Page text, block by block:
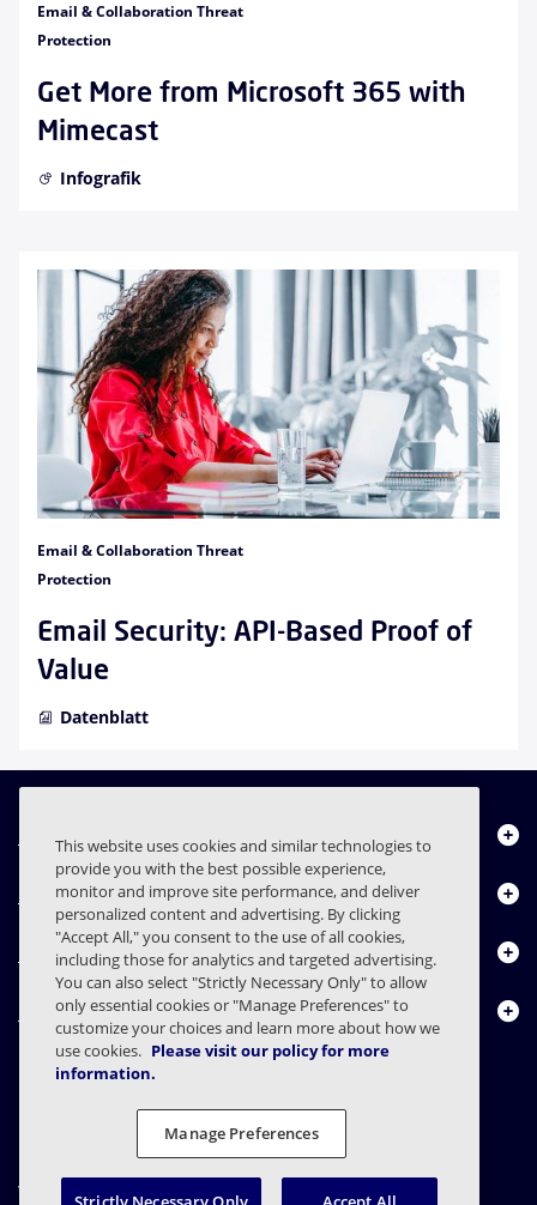
Email & Collaboration Threat
Protection
Get More from Microsoft 365 with
Mimecast
Infografik
Email & Collaboration Threat
Protection
Email Security: API-Based Proof of
Value
Datenblatt
Über uns
Produkte
Ressourcencenter
Kontakt
Datenschutzerklärung
Recht
Einstellungen für den Datenschutz
Verantwortungsvolle Offenlegung
This website uses cookies and similar technologies to
provide you with the best possible experience,
monitor and improve site performance, and deliver
personalized content and advertising. By clicking
"Accept All," you consent to the use of all cookies,
including those for analytics and targeted advertising.
You can also select "Strictly Necessary Only" to allow
only essential cookies or "Manage Preferences" to
customize your choices and learn more about how we
use cookies. Please visit our policy for more
information.
Manage Preferences